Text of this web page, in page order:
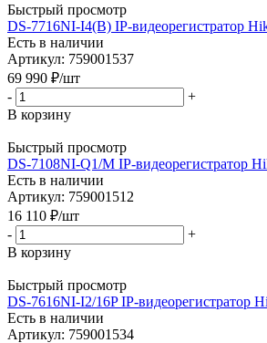
Быстрый просмотр
DS-7716NI-I4(B) IP-видеорегистратор
Есть в наличии
Артикул: 759001537
69 990 ₽/шт
-
+
В корзину
Быстрый просмотр
DS-7108NI-Q1/M IP-видеорегистратор
Есть в наличии
Артикул: 759001512
16 110 ₽/шт
-
+
В корзину
Быстрый просмотр
DS-7616NI-I2/16P IP-видеорегистратор
Есть в наличии
Артикул: 759001534